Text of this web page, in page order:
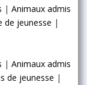
| Animaux admis
de jeunesse |
| Animaux admis
de jeunesse |